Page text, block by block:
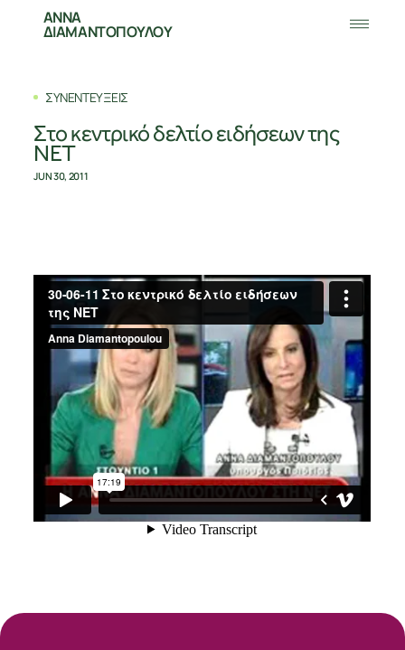
ΑΝΝΑ
ΔΙΑΜΑΝΤΟΠΟΥΛΟΥ
ΣΥΝΕΝΤΕΥΞΕΙΣ
Στο κεντρικό δελτίο ειδήσεων της
ΝΕΤ
JUN 30, 2011